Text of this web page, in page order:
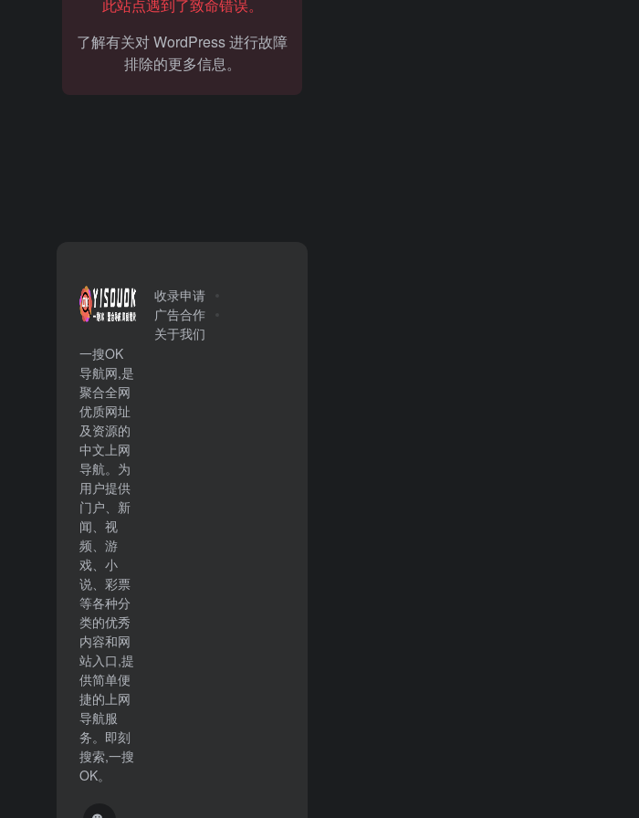
此站点遇到了致命错误。
了解有关对 WordPress 进行故障
排除的更多信息。
一搜OK
导航网,是
聚合全网
优质网址
及资源的
中文上网
导航。为
用户提供
门户、新
闻、视
频、游
戏、小
说、彩票
等各种分
类的优秀
内容和网
站入口,提
供简单便
捷的上网
导航服
务。即刻
搜索,一搜
OK。
收录申请
广告合作
关于我们